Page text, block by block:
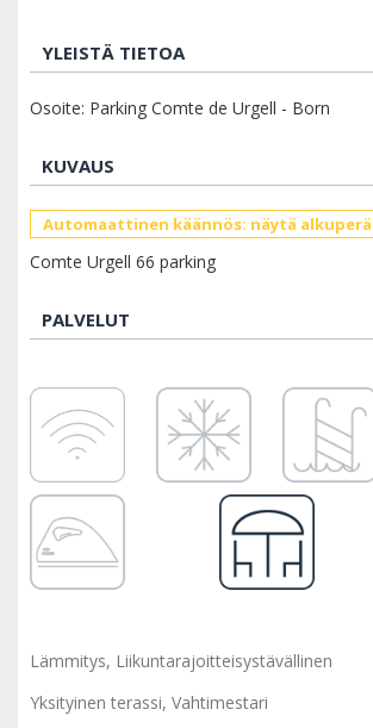
YLEISTÄ TIETOA
Osoite: Parking Comte de Urgell - Born
KUVAUS
Automaattinen käännös: näytä
Comte Urgell 66 parking
PALVELUT
Lämmitys, Liikuntarajoitteisystävällinen
Yksityinen terassi, Vahtimestari